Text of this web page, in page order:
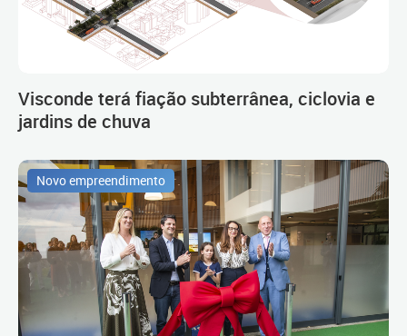
Visconde terá fiação subterrânea, ciclovia e
jardins de chuva
Novo empreendimento